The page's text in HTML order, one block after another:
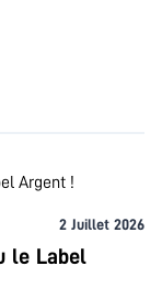
2 Juillet 2026
le Label